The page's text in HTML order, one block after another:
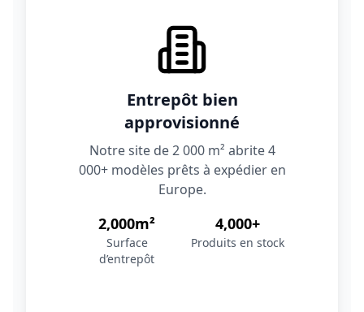
Entrepôt bien
approvisionné
Notre site de 2 000 m² abrite 4
000+ modèles prêts à expédier en
Europe.
2,000m²
Surface
d’entrepôt
4,000+
Produits en stock